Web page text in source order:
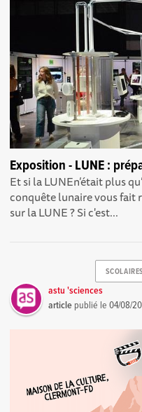
Exposition - LUNE :
Et si la LUNEn’était plus
conquête lunaire vous fait
sur la LUNE ? Si c'est...
SCOLAIRES
astu 'sciences
article publié le04/08/